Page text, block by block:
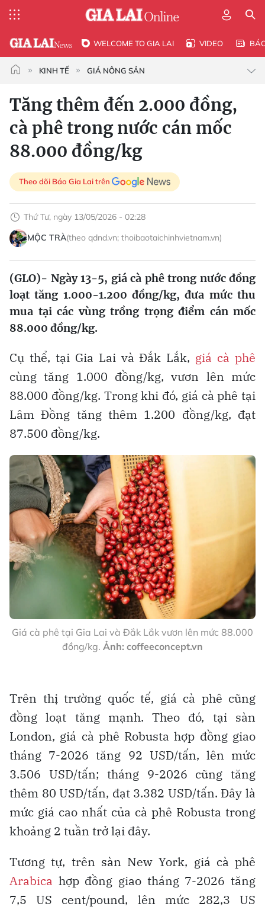
WELCOME TO GIA LAI VIDEO
KINH TẾ GIÁ NÔNG SẢN
Tăng thêm đến 2.000 đồng,
cà phê trong nước cán mốc
88.000 đồng/kg
Theo dõi Báo Gia Lai trên
Thứ Tư, ngày 13/05/2026 - 02:28
MỘC TRÀ(theo qdnd.vn; thoibaotaichinhvietnam.vn)
(GLO)- Ngày 13-5, giá cà phê trong nước đồng
loạt tăng 1.000-1.200 đồng/kg, đưa mức thu
mua tại các vùng trồng trọng điểm cán mốc
88.000 đồng/kg.
Cụ thể, tại Gia Lai và Đắk Lắk, giá cà phê
cùng tăng 1.000 đồng/kg, vươn lên mức
88.000 đồng/kg. Trong khi đó, giá cà phê tại
Lâm Đồng tăng thêm 1.200 đồng/kg, đạt
87.500 đồng/kg.
Giá cà phê tại Gia Lai và Đắk Lắk vươn lên mức 88.000
đồng/kg. Ảnh: coffeeconcept.vn
Trên thị trường quốc tế, giá cà phê cũng
đồng loạt tăng mạnh. Theo đó, tại sàn
London, giá cà phê Robusta hợp đồng giao
tháng 7-2026 tăng 92 USD/tấn, lên mức
3.506 USD/tấn; tháng 9-2026 cũng tăng
thêm 80 USD/tấn, đạt 3.382 USD/tấn. Đây là
mức giá cao nhất của cà phê Robusta trong
khoảng 2 tuần trở lại đây.
Tương tự, trên sàn New York, giá cà phê
Arabica hợp đồng giao tháng 7-2026 tăng
7,5 US cent/pound, lên mức 282,3 US